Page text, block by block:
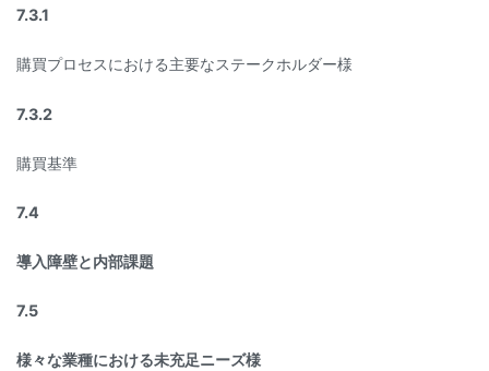
7.3.1
購買プロセスにおける主要なステークホルダー様
7.3.2
購買基準
7.4
導入障壁と内部課題
7.5
様々な業種における未充足ニーズ様